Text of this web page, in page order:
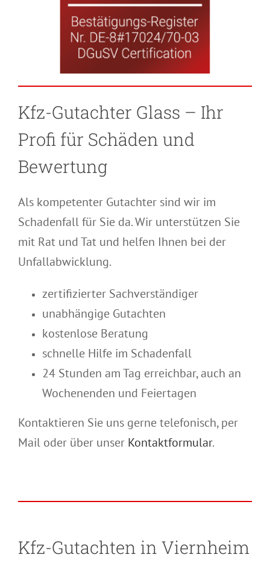
Kfz-Gutachter Glass – Ihr
Profi für Schäden und
Bewertung
Als kompetenter Gutachter sind wir im
Schadenfall für Sie da. Wir unterstützen Sie
mit Rat und Tat und helfen Ihnen bei der
Unfallabwicklung.
zertifizierter Sachverständiger
unabhängige Gutachten
kostenlose Beratung
schnelle Hilfe im Schadenfall
24 Stunden am Tag erreichbar, auch an
Wochenenden und Feiertagen
Kontaktieren Sie uns gerne telefonisch, per
Mail oder über unser Kontaktformular.
Kfz-Gutachten in Viernheim